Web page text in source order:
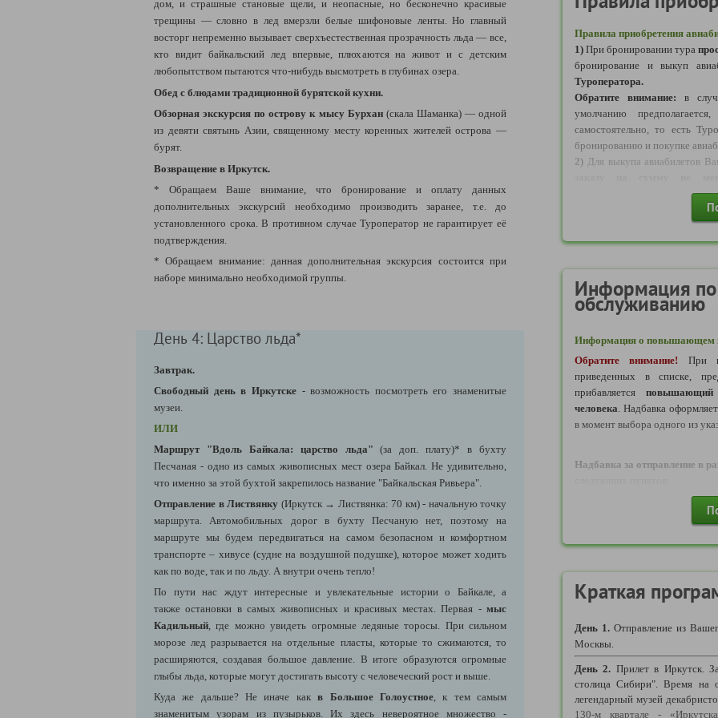
дом, и страшные становые щели, и неопасные, но бесконечно красивые
трещины — словно в лед вмерзли белые шифоновые ленты. Но главный
восторг непременно вызывает сверхъестественная прозрачность льда — все,
кто видит байкальский лед впервые, плюхаются на живот и с детским
любопытством пытаются что-нибудь высмотреть в глубинах озера.
Обед с блюдами традиционной бурятской кухни.
Обзорная экскурсия по острову к мысу Бурхан(скала Шаманка) — одной
из девяти святынь Азии, священному месту коренных жителей острова —
бурят.
Возвращение в Иркутск.
* Обращаем Ваше внимание, что бронирование и оплату данных
дополнительных экскурсий необходимо производить заранее, т.е. до
установленного срока. В противном случае Туроператор не гарантирует её
подтверждения.
* Обращаем внимание: данная дополнительная экскурсия состоится при
наборе минимально необходимой группы.
День 4: Царство льда*
Завтрак.
Свободный день в Иркутске- возможность посмотреть его знаменитые
музеи.
ИЛИ
Маршрут "Вдоль Байкала: царство льда"(за доп. плату)* в бухту
Песчаная - одно из самых живописных мест озера Байкал.Не удивительно,
что именно за этой бухтой закрепилось название "Байкальская Ривьера".
Отправление в Листвянку (Иркутск → Листвянка: 70 км)- начальную точку
маршрута. Автомобильных дорог в бухту Песчаную нет, поэтому на
маршруте мы будем передвигаться на самом безопасном и комфортном
транспорте – хивусе (судне на воздушной подушке), которое может ходить
как по воде, так и по льду. А внутри очень тепло!
По пути нас ждут интересные и увлекательные истории о Байкале, а
такжеостановки в самых живописных и красивых местах. Первая - мыс
Кадильный , где можно увидеть огромные ледяные торосы. При сильном
морозе лед разрывается на отдельные пласты, которые то сжимаются, то
расширяются, создавая большое давление. В итоге образуются огромные
глыбы льда, которые могут достигать высоту с человеческий рост и выше.
Куда же дальше? Не иначе какв Большое Голоустное, к тем самым
знаменитым узорам из пузырьков. Их здесь невероятное множество -
Правила приобретения
1)При бронировании тура
бронирование и выкуп
Туроператора.
Обратите внимание: в
умолчанию
самостоятельно, то есть
бронированию и покупке
2) Для выкупа авиабилетов
прикрепить платежное
выкупаются Туроператором
заказу по актуальной цене.
денежных средств). После
3) Обратите внимание!
осуществляется в рабочее
выкуп авиабилетов будет
от той, что была в день
4)
ВАЖНО:
по каждому
оформление этого билета
сервисный сбор входит в
отражена в ваучере.
возвращается.
Самостоятельное
- Приобретая билеты
- Приобретать авиабилеты
- Если планируется
рейсы другой
аэропорта, то это
согласовании с
в данном случае
стоимость данного
Информация по
обслуживанию
Информация о повышающем
Обратите внимание!
При
приведенных в списке,
прибавляется повышающий
человека . Надбавка
в момент выбора одного из
Надбавка за отправление в
Александров, Владимир,
Переславль-Залесский,
Вичуга, Калуга, Кимры,
(Воскресенск, Дмитров,
Наро-Фоминск, Орехово-Зуево,
Солнечногорск, Талдом, Чехов,
Надбавка за отправление в
следующих пунктов:
Краткая
День 1. Отправление из
Москвы.
День 2. Прилет в Иркутск.
столица Сибири". Время на
легендарный музей
130-м квартале -